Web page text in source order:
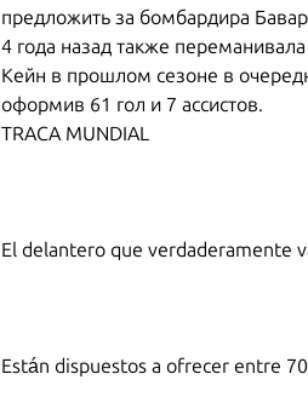
предложить за бомбардира
4 года назад также
Кейн в прошлом сезоне в
оформив 61 гол и 7 ассистов.
TRACA MUNDIAL
El delantero que verdaderamente
Están dispuestos a ofrecer entre